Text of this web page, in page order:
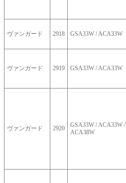
ヴァンガード 2918 GSA33W / ACA33W
ヴァンガード 2919 GSA33W / ACA33W
ヴァンガード 2920
GSA33W / ACA33W /
ACA38W